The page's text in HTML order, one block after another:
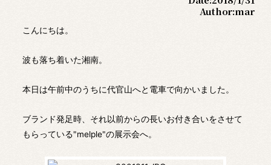
Author:mar
こんにちは。
波も落ち着いた湘南。
本日は午前中のうちに代官山へと電車で向かいました。
ブランド発足時、それ以前からの長いお付き合いをさせて
もらっている"melple"の展示会へ。